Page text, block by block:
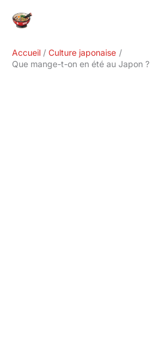
Accueil
Culture japonaise
Que mange-t-on en été au Japon ?